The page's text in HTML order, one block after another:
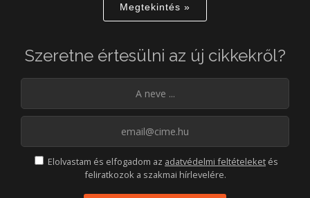
Megtekintés »
Szeretne értesülni az új cikkekről?
Elolvastam és elfogadom az adatvédelmi feltételeket és
feliratkozok a szakmai hírlevelére.